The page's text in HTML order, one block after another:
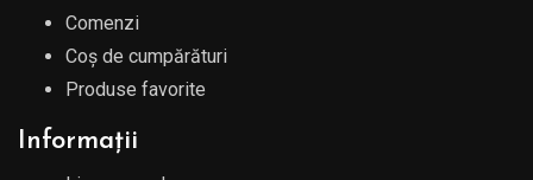
Comenzi
Coș de cumpărături
Produse favorite
Informații